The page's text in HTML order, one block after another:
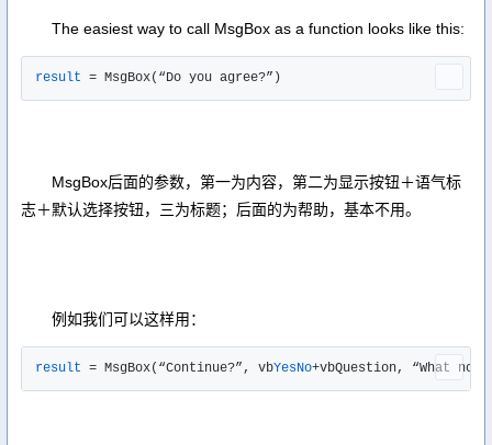
The easiest way to call MsgBox as a function looks like this:
result = MsgBox(“Do you agree?”)
MsgBox后面的参数，第一为内容，第二为显示按钮＋语气标
志＋默认选择按钮，三为标题；后面的为帮助，基本不用。
例如我们可以这样用：
result = MsgBox(“Continue?”, vbYesNo+vbQuestion, “What